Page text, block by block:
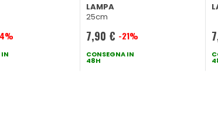
IN
LAMPA
25cm
Prezzo
speciale
7,90 € -21%
CONSEGNA IN
48H